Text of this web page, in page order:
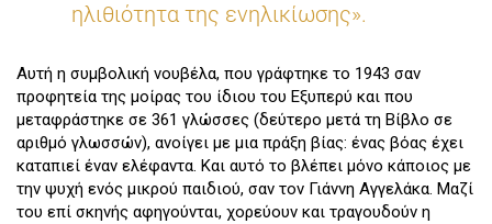
ηλιθιότητα της ενηλικίωσης».
Αυτή η συμβολική νουβέλα, που γράφτηκε το 1943 σαν
προφητεία της μοίρας του ίδιου του Εξυπερύ και που
μεταφράστηκε σε 361 γλώσσες (δεύτερο μετά τη Βίβλο σε
αριθμό γλωσσών), ανοίγει με μια πράξη βίας: ένας βόας έχει
καταπιεί έναν ελέφαντα. Και αυτό το βλέπει μόνο κάποιος με
την ψυχή ενός μικρού παιδιού, σαν τον Γιάννη Αγγελάκα. Μαζί
του επί σκηνής αφηγούνται, χορεύουν και τραγουδούν η